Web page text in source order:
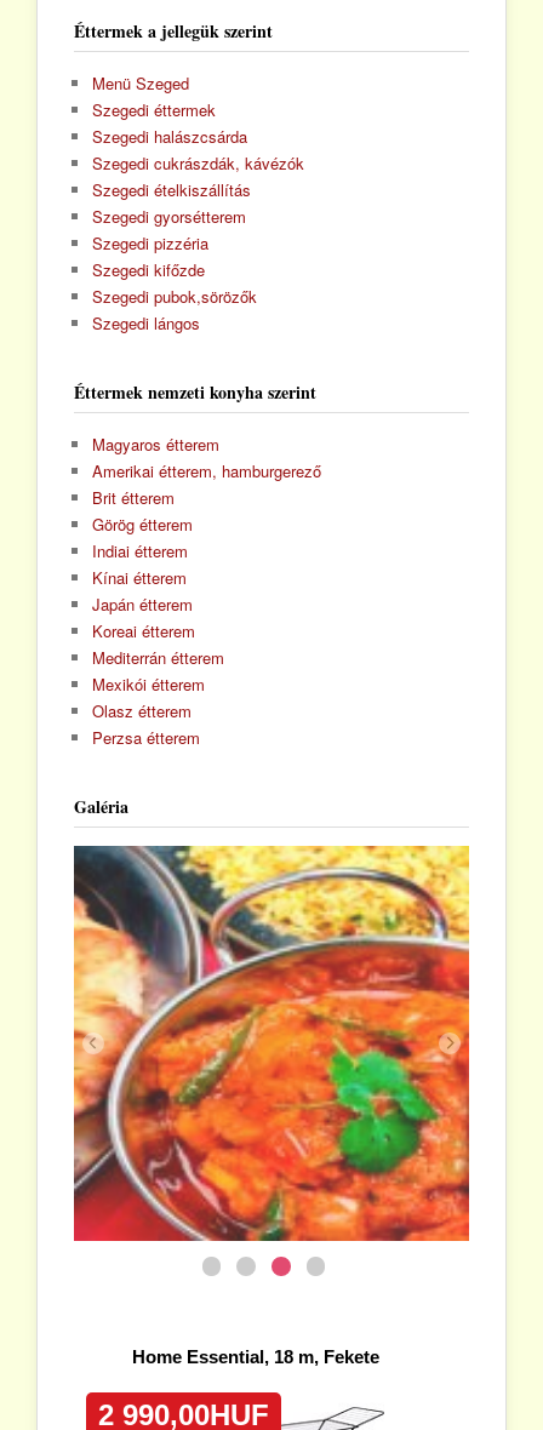
Éttermek a jellegük szerint
Menü Szeged
Szegedi éttermek
Szegedi halászcsárda
Szegedi cukrászdák, kávézók
Szegedi ételkiszállítás
Szegedi gyorsétterem
Szegedi pizzéria
Szegedi kifőzde
Szegedi pubok,sörözők
Szegedi lángos
Éttermek nemzeti konyha szerint
Magyaros étterem
Amerikai étterem, hamburgerező
Brit étterem
Görög étterem
Indiai étterem
Kínai étterem
Japán étterem
Koreai étterem
Mediterrán étterem
Mexikói étterem
Olasz étterem
Perzsa étterem
Galéria